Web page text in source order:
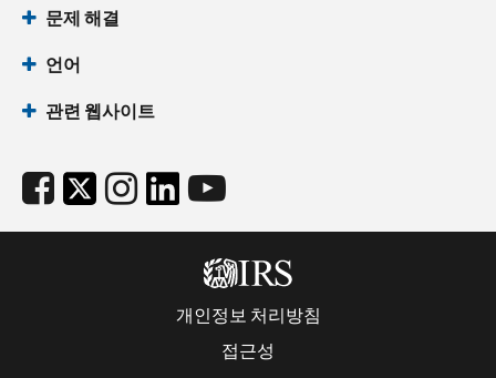
문제 해결
언어
관련 웹사이트
개인정보 처리방침
접근성